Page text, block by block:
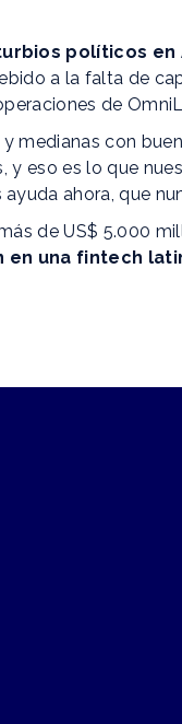
políticos
a la falta de
de
medianas con
y eso es lo que
ahora, que
de US$ 5.000
en una fintech